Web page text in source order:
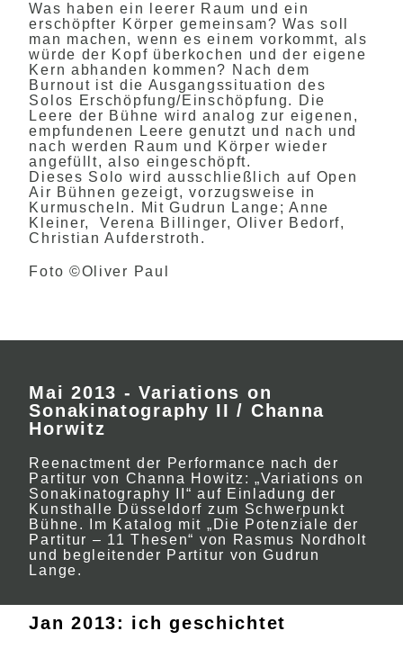
Was haben ein leerer Raum und ein
erschöpfter Körper gemeinsam? Was soll
man machen, wenn es einem vorkommt, als
würde der Kopf überkochen und der eigene
Kern abhanden kommen? Nach dem
Burnout ist die Ausgangssituation des
Solos Erschöpfung/Einschöpfung. Die
Leere der Bühne wird analog zur eigenen,
empfundenen Leere genutzt und nach und
nach werden Raum und Körper wieder
angefüllt, also eingeschöpft.
Dieses Solo wird ausschließlich auf Open
Air Bühnen gezeigt, vorzugsweise in
Kurmuscheln. Mit Gudrun Lange; Anne
Kleiner, Verena Billinger, Oliver Bedorf,
Christian Aufderstroth.
Foto ©Oliver Paul
Mai 2013 - Variations on
Sonakinatography II / Channa
Horwitz
Reenactment der Performance nach der
Partitur von Channa Howitz: „Variations on
Sonakinatography II“ auf Einladung der
Kunsthalle Düsseldorf zum Schwerpunkt
Bühne. Im Katalog mit „Die Potenziale der
Partitur – 11 Thesen“ von Rasmus Nordholt
und begleitender Partitur von Gudrun
Lange.
Jan 2013: ich geschichtet